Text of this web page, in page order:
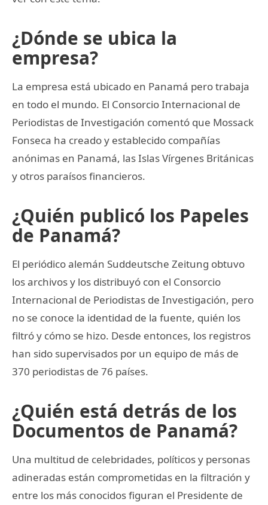
¿Dónde se ubica la
empresa?
La empresa está ubicado en Panamá pero trabaja
en todo el mundo. El Consorcio Internacional de
Periodistas de Investigación comentó que Mossack
Fonseca ha creado y establecido compañías
anónimas en Panamá, las Islas Vírgenes Británicas
y otros paraísos financieros.
¿Quién publicó los Papeles
de Panamá?
El periódico alemán Suddeutsche Zeitung obtuvo
los archivos y los distribuyó con el Consorcio
Internacional de Periodistas de Investigación, pero
no se conoce la identidad de la fuente, quién los
filtró y cómo se hizo. Desde entonces, los registros
han sido supervisados por un equipo de más de
370 periodistas de 76 países.
¿Quién está detrás de los
Documentos de Panamá?
Una multitud de celebridades, políticos y personas
adineradas están comprometidas en la filtración y
entre los más conocidos figuran el Presidente de